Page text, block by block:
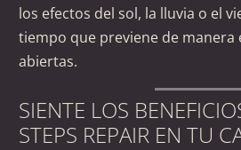
los efectos del sol, la lluvia o el
tiempo que previene de manera
abiertas.
SIENTE LOS
STEPS REPAIR EN TU